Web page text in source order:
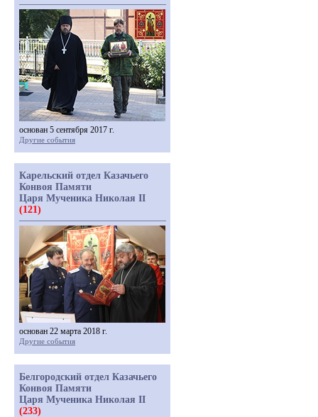
основан 5 сентября 2017 г.
Другие события
Карельский отдел Казачьего
Конвоя Памяти
Царя Мученика Николая II
(121)
основан 22 марта 2018 г.
Другие события
Белгородский отдел Казачьего
Конвоя Памяти
Царя Мученика Николая II
(233)